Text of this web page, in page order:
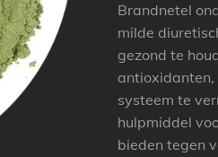
Brandnetel
milde
gezond te
antioxidanten,
systeem te
hulpmiddel
bieden tegen